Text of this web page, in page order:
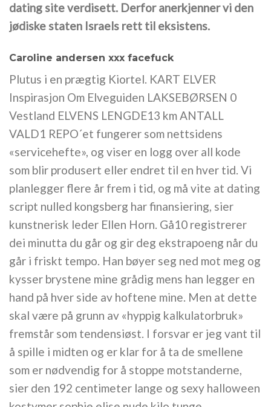
dating site verdisett. Derfor anerkjenner vi den
jødiske staten Israels rett til eksistens.
Caroline andersen xxx facefuck
Plutus i en prægtig Kiortel. KART ELVER
Inspirasjon Om Elveguiden LAKSEBØRSEN 0
Vestland ELVENS LENGDE13 km ANTALL
VALD1 REPO´et fungerer som nettsidens
«servicehefte», og viser en logg over all kode
som blir produsert eller endret til en hver tid. Vi
planlegger flere år frem i tid, og må vite at dating
script nulled kongsberg har finansiering, sier
kunstnerisk leder Ellen Horn. Gå10 registrerer
dei minutta du går og gir deg ekstrapoeng når du
går i friskt tempo. Han bøyer seg ned mot meg og
kysser brystene mine grådig mens han legger en
hand på hver side av hoftene mine. Men at dette
skal være på grunn av «hyppig kalkulatorbruk»
fremstår som tendensiøst. I forsvar er jeg vant til
å spille i midten og er klar for å ta de smellene
som er nødvendig for å stoppe motstanderne,
sier den 192 centimeter lange og sexy halloween